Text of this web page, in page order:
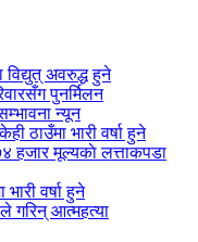
विद्युत् अवरुद्ध हुने
पुनर्मिलन
न्यून
ठाउँमा भारी वर्षा हुने
हजार मूल्यकाे लत्ताकपडा
वर्षा हुने
गरिन् आत्महत्या